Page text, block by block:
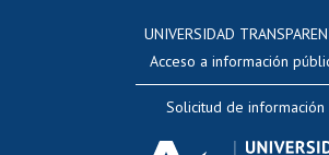
Evaluación docente
Calificación académica
UNIVERSIDAD
Acceso a información
Solicitud de información